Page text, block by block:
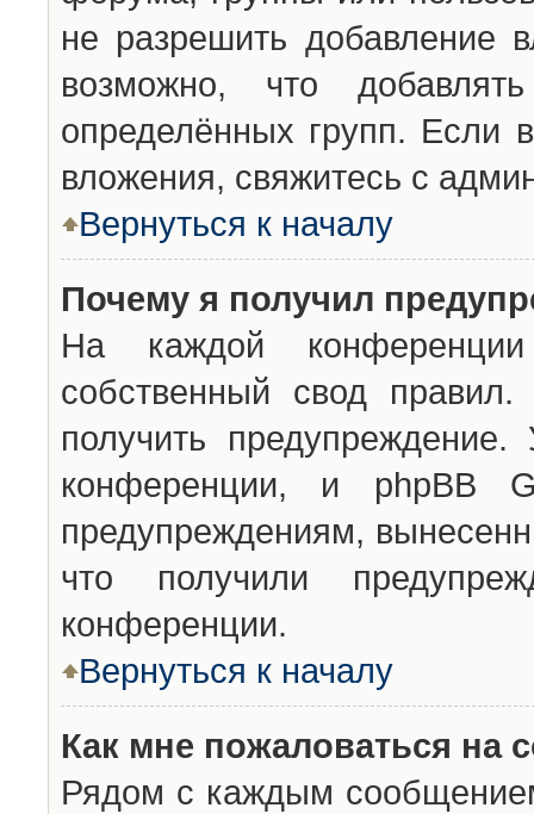
не разрешить добавление
возможно, что
определённых групп. Если
вложения, свяжитесь с
Вернуться к началу
Почему я получил
На каждой конференции
собственный свод
получить
конференции, и phpBB
предупреждениям,
что получили
конференции.
Вернуться к началу
Как мне пожаловаться на
Рядом с каждым